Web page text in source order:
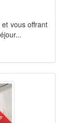
vous offrant